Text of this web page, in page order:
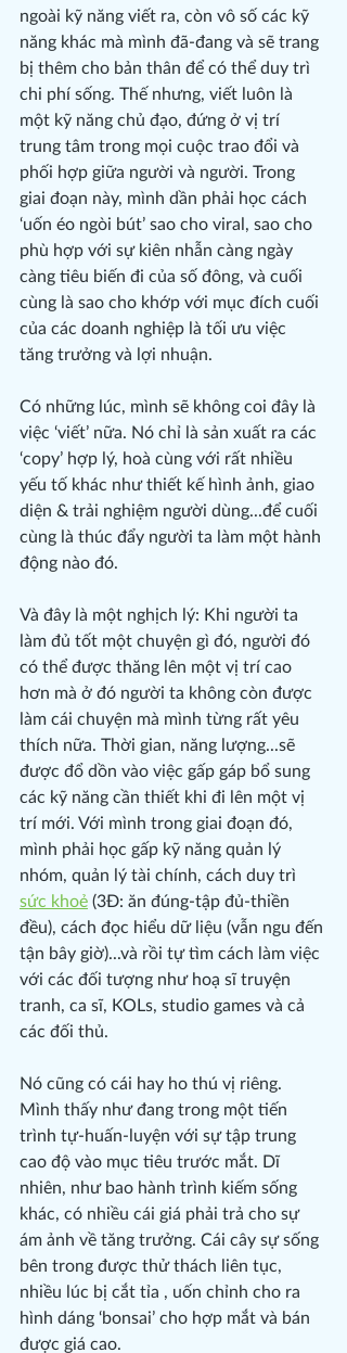
ngoài kỹ năng viết ra, còn vô số các kỹ
năng khác mà mình đã-đang và sẽ trang
bị thêm cho bản thân để có thể duy trì
chi phí sống. Thế nhưng, viết luôn là
một kỹ năng chủ đạo, đứng ở vị trí
trung tâm trong mọi cuộc trao đổi và
phối hợp giữa người và người. Trong
giai đoạn này, mình dần phải học cách
‘uốn éo ngòi bút’ sao cho viral, sao cho
phù hợp với sự kiên nhẫn càng ngày
càng tiêu biến đi của số đông, và cuối
cùng là sao cho khớp với mục đích cuối
của các doanh nghiệp là tối ưu việc
tăng trưởng và lợi nhuận.
Có những lúc, mình sẽ không coi đây là
việc ‘viết’ nữa. Nó chỉ là sản xuất ra các
‘copy’ hợp lý, hoà cùng với rất nhiều
yếu tố khác như thiết kế hình ảnh, giao
diện & trải nghiệm người dùng...để cuối
cùng là thúc đẩy người ta làm một hành
động nào đó.
Và đây là một nghịch lý: Khi người ta
làm đủ tốt một chuyện gì đó, người đó
có thể được thăng lên một vị trí cao
hơn mà ở đó người ta không còn được
làm cái chuyện mà mình từng rất yêu
thích nữa. Thời gian, năng lượng...sẽ
được đổ dồn vào việc gấp gáp bổ sung
các kỹ năng cần thiết khi đi lên một vị
trí mới. Với mình trong giai đoạn đó,
mình phải học gấp kỹ năng quản lý
nhóm, quản lý tài chính, cách duy trì
sức khoẻ (3Đ: ăn đúng-tập đủ-thiền
đều), cách đọc hiểu dữ liệu (vẫn ngu đến
tận bây giờ)...và rồi tự tìm cách làm việc
với các đối tượng như hoạ sĩ truyện
tranh, ca sĩ, KOLs, studio games và cả
các đối thủ.
Nó cũng có cái hay ho thú vị riêng.
Mình thấy như đang trong một tiến
trình tự-huấn-luyện với sự tập trung
cao độ vào mục tiêu trước mắt. Dĩ
nhiên, như bao hành trình kiếm sống
khác, có nhiều cái giá phải trả cho sự
ám ảnh về tăng trưởng. Cái cây sự sống
bên trong được thử thách liên tục,
nhiều lúc bị cắt tỉa , uốn chỉnh cho ra
hình dáng ‘bonsai’ cho hợp mắt và bán
được giá cao.